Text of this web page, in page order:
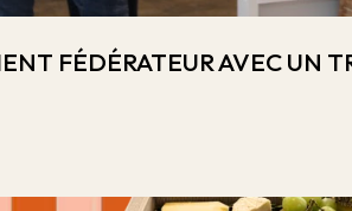
FÉDÉRATEUR AVEC UN